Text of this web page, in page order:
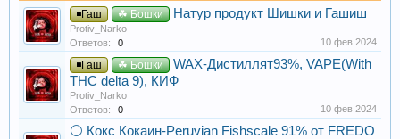
◾Гаш ☘ Бошки Натур продукт Шишки и Гашиш
Protiv_Narko
Ответов:
0 10 фев 2024
◾Гаш ☘ Бошки
WAX-Дистиллят93%, VAPE(With
THC delta 9), КИФ
Protiv_Narko
Ответов:
0 10 фев 2024
⚪ Кокс Кокаин-Peruvian Fishscale 91% от FREDO